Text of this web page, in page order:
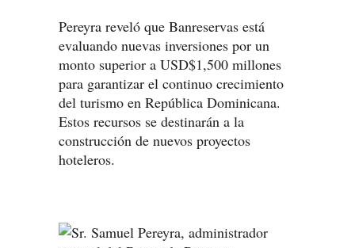
Pereyra reveló que Banreservas está
evaluando nuevas inversiones por un
monto superior a USD$1,500 millones
para garantizar el continuo crecimiento
del turismo en República Dominicana.
Estos recursos se destinarán a la
construcción de nuevos proyectos
hoteleros.